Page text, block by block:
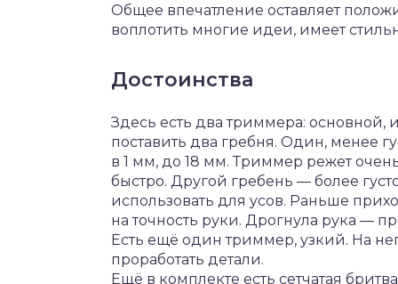
Общее впечатление оставляет
воплотить многие идеи, имеет
Достоинства
Здесь есть два триммера:
поставить два гребня. Один, менее
в 1 мм, до 18 мм. Триммер режет
быстро. Другой гребень — более
использовать для усов. Раньше
на точность руки. Дрогнула рука —
Есть ещё один триммер, узкий. На
проработать детали.
Ещё в комплекте есть сетчатая